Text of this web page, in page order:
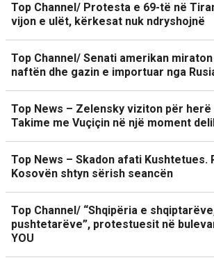
Top Channel/ Protesta e 69-të në
vijon e ulët, kërkesat nuk ndryshojnë
Top Channel/ Senati amerikan
naftën dhe gazin e importuar nga
Top News – Zelensky viziton për
Takime me Vuçiçin në një moment
Top News – Skadon afati Kushtetues.
Kosovën shtyn sërish seancën
Top Channel/ “Shqipëria e
pushtetarëve”, protestuesit në
YOU